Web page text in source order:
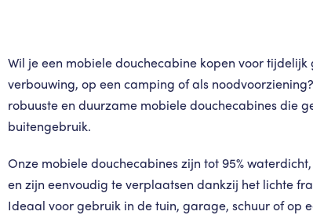
Wil je een mobiele douchecabine kopen voor
verbouwing, op een camping of als
robuuste en duurzame mobiele douchecabines die
buitengebruik.
Onze mobiele douchecabines zijn tot 95%
en zijn eenvoudig te verplaatsen dankzij het lichte
Ideaal voor gebruik in de tuin, garage, schuur of op